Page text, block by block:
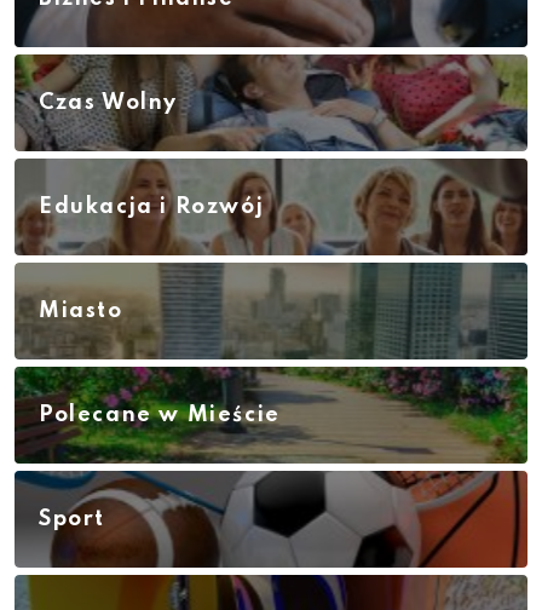
Czas Wolny
Edukacja i Rozwój
Miasto
Polecane w Mieście
Sport